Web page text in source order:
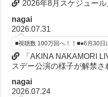
2026年8月スケジュー
nagai
2026.07.31
■視聴数 100万回へ！！■●6月30日
「AKINA NAKAMORI
スデー公演の様子が解禁さ
nagai
2026.07.24